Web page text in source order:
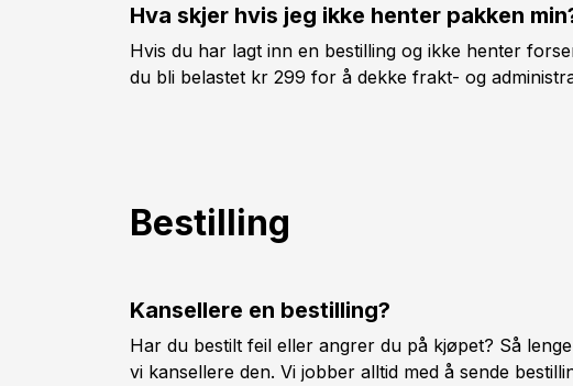
Hva skjer hvis jeg ikke henter pakken
Hvis du har lagt inn en bestilling og ikke henter
du bli belastet kr 299 for å dekke frakt- og
Bestilling
Kansellere en bestilling?
Har du bestilt feil eller angrer du på kjøpet? Så
vi kansellere den. Vi jobber alltid med å sende